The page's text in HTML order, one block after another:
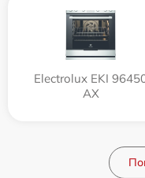
Electrolux EKI
AX